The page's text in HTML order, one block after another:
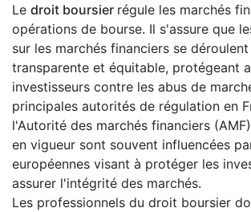
Le droit boursier régule les marchés
opérations de bourse. Il s'assure que
sur les marchés financiers se
transparente et équitable, protégeant
investisseurs contre les abus de
principales autorités de régulation en
l'Autorité des marchés financiers
en vigueur sont souvent influencées
européennes visant à protéger les
assurer l'intégrité des marchés.
Les professionnels du droit boursier